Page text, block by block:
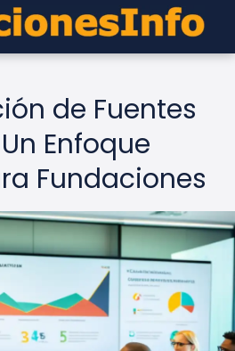
de Fuentes
Enfoque
Fundaciones